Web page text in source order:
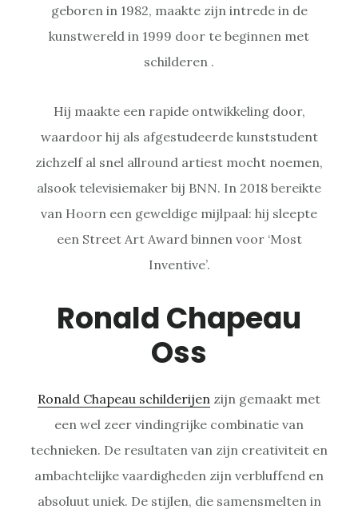
geboren in 1982, maakte zijn intrede in de
kunstwereld in 1999 door te beginnen met
schilderen .
Hij maakte een rapide ontwikkeling door,
waardoor hij als afgestudeerde kunststudent
zichzelf al snel allround artiest mocht noemen,
alsook televisiemaker bij BNN. In 2018 bereikte
van Hoorn een geweldige mijlpaal: hij sleepte
een Street Art Award binnen voor ‘Most
Inventive’.
Ronald Chapeau
Oss
Ronald Chapeau schilderijen zijn gemaakt met
een wel zeer vindingrijke combinatie van
technieken. De resultaten van zijn creativiteit en
ambachtelijke vaardigheden zijn verbluffend en
absoluut uniek. De stijlen, die samensmelten in